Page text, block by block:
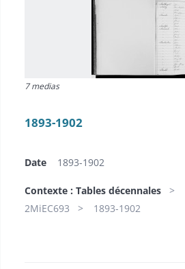
7 medias
1893-1902
Date 1893-1902
Contexte : Tables décennales
2MiEC693
1893-1902